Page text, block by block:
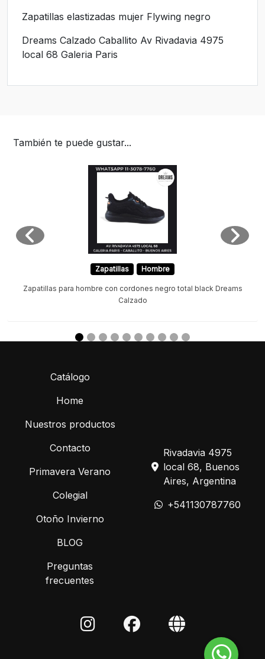
Zapatillas elastizadas mujer Flywing negro
Dreams Calzado Caballito Av Rivadavia 4975
local 68 Galeria Paris
También te puede gustar...
Zapatillas Hombre
Zapatillas para hombre con cordones negro total black Dreams
Calzado
Catálogo
Home
Nuestros productos
Contacto
Primavera Verano
Colegial
Otoño Invierno
BLOG
Preguntas
frecuentes
Rivadavia 4975
local 68, Buenos
Aires, Argentina
+541130787760